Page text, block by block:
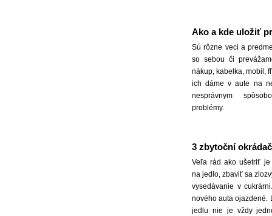
Ako a kde uložiť
Sú rôzne veci a
so sebou či
nákup, kabelka, mobil,
ich dáme v aute na
nesprávnym
problémy.
3 zbytoční
Veľa rád ako ušetriť
na jedlo, zbaviť sa
vysedávanie v
nového auta ojazdené.
jedlu nie je vždy